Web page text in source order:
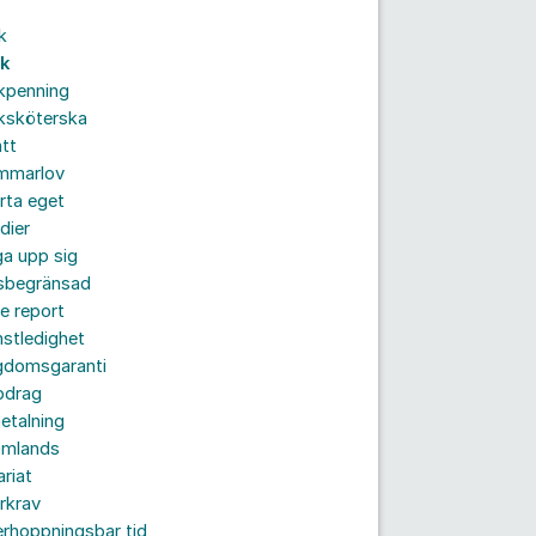
eget
upp sig
report
tid